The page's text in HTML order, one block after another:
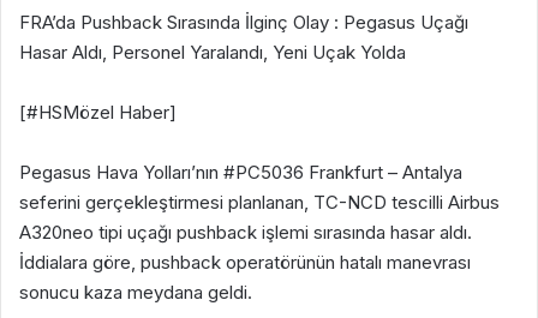
FRA’da Pushback Sırasında İlginç Olay : Pegasus Uçağı
Hasar Aldı, Personel Yaralandı, Yeni Uçak Yolda
[#HSMözel Haber]
Pegasus Hava Yolları’nın #PC5036 Frankfurt – Antalya
seferini gerçekleştirmesi planlanan, TC-NCD tescilli Airbus
A320neo tipi uçağı pushback işlemi sırasında hasar aldı.
İddialara göre, pushback operatörünün hatalı manevrası
sonucu kaza meydana geldi.